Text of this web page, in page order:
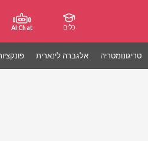
AI Chat כלים
אלגברה לינארית טריגונומטריה